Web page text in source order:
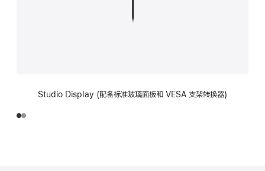
Studio Display (配备标准玻璃面板和 VESA 支架转换器)